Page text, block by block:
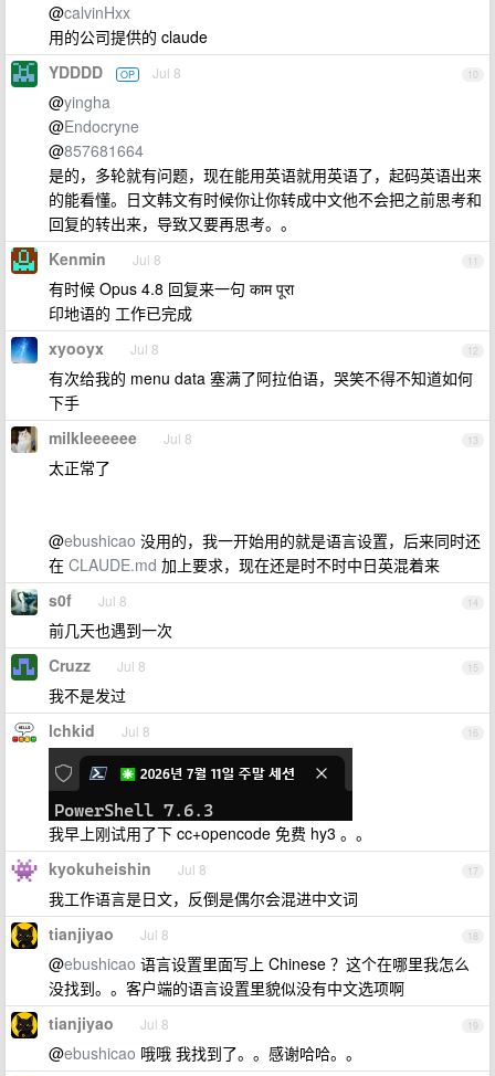
@calvinHxx
用的公司提供的 claude
10
YDDDD OP Jul 8
@yingha
@Endocryne
@857681664
是的，多轮就有问题，现在能用英语就用英语了，起码英语出来
的能看懂。日文韩文有时候你让你转成中文他不会把之前思考和
回复的转出来，导致又要再思考。。
11
Kenmin Jul 8
有时候 Opus 4.8 回复来一句 काम पूरा
印地语的 工作已完成
12
xyooyx Jul 8
有次给我的 menu data 塞满了阿拉伯语，哭笑不得不知道如何
下手
13
milkleeeeee Jul 8
太正常了
@ebushicao 没用的，我一开始用的就是语言设置，后来同时还
在 CLAUDE.md 加上要求，现在还是时不时中日英混着来
14
s0f Jul 8
前几天也遇到一次
15
Cruzz Jul 8
我不是发过
16
lchkid Jul 8
我早上刚试用了下 cc+opencode 免费 hy3 。。
17
kyokuheishin Jul 8
我工作语言是日文，反倒是偶尔会混进中文词
18
tianjiyao Jul 8
@ebushicao 语言设置里面写上 Chinese ？这个在哪里我怎么
没找到。。客户端的语言设置里貌似没有中文选项啊
19
tianjiyao Jul 8
@ebushicao 哦哦 我找到了。。感谢哈哈。。